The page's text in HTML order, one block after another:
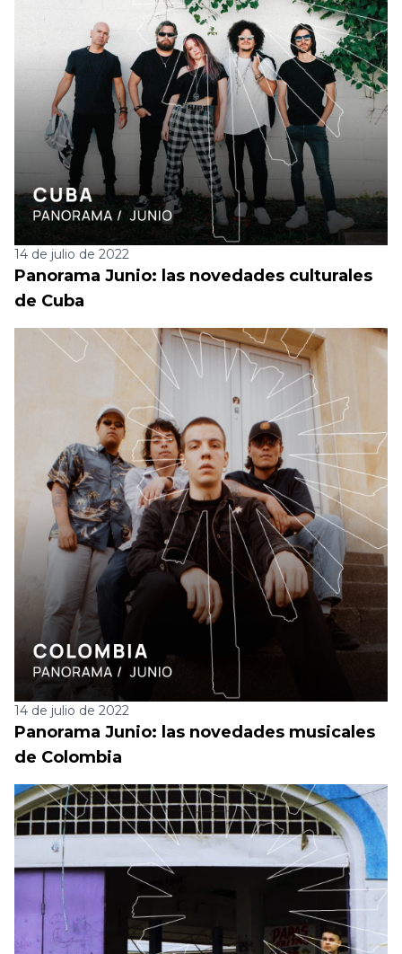
14 de julio de 2022
Panorama Junio: las novedades culturales
de Cuba
14 de julio de 2022
Panorama Junio: las novedades musicales
de Colombia